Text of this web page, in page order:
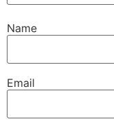
Name
Email